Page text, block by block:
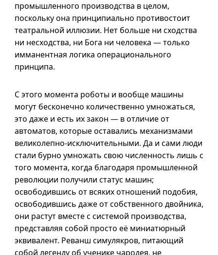
промышленного производства в целом,
поскольку она принципиально противостоит
театральной иллюзии. Нет больше ни сходства
ни несходства, ни Бога ни человека — только
имманентная логика операционального
принципа.
С этого момента роботы и вообще машины
могут бесконечно количественно умножаться,
это даже и есть их закон — в отличие от
автоматов, которые оставались механизмами
великолепно-исключительными. Да и сами люди
стали бурно умножать свою численность лишь с
того момента, когда благодаря промышленной
революции получили статус машин;
освободившись от всяких отношений подобия,
освободившись даже от собственного двойника,
они растут вместе с системой производства,
представляя собой просто её миниатюрный
эквивалент. Реванш симулякров, питающий
собой легенду об ученике чародея, не